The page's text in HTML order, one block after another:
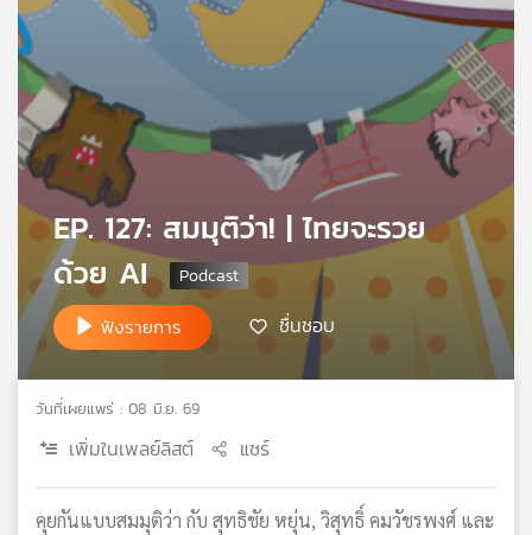
เกี่ยว
กับ
เรา
เครือ
ข่าย
วิทยุ
ไทย
เอส
แผนที่
เครือ
EP. 127: สมมุติว่า! | ไทยจะรวย
ด้วย AI
ฟังรายการ ชื่นชอบ
วันที่เผยแพร่ : 08 มิ.ย. 69
เพิ่มในเพลย์ลิสต์ แชร์
คุยกันแบบสมมุติว่า กับ สุทธิชัย หยุ่น, วิสุทธิ์ คมวัชรพงศ์ และ